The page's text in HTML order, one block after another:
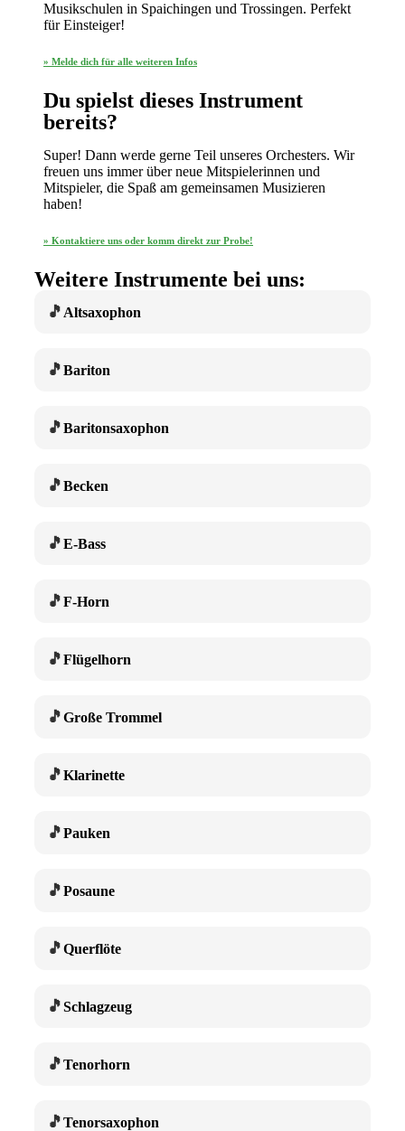
Musikschulen in Spaichingen und Trossingen. Perfekt
für Einsteiger!
» Melde dich für alle weiteren Infos
Du spielst dieses Instrument
bereits?
Super! Dann werde gerne Teil unseres Orchesters. Wir
freuen uns immer über neue Mitspielerinnen und
Mitspieler, die Spaß am gemeinsamen Musizieren
haben!
» Kontaktiere uns oder komm direkt zur Probe!
Weitere Instrumente bei uns:
🎵 Altsaxophon
🎵Bariton
🎵Baritonsaxophon
🎵Becken
🎵E-Bass
🎵F-Horn
🎵Flügelhorn
🎵Große Trommel
🎵Klarinette
🎵Pauken
🎵Posaune
🎵Querflöte
🎵Schlagzeug
🎵Tenorhorn
🎵Tenorsaxophon